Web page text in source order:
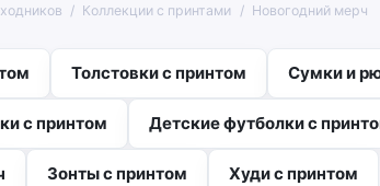
Коллекции с принтами Новогодний мерч
Толстовки с принтом Сумки и
с принтом Детские футболки с
Зонты с принтом Худи с принтом